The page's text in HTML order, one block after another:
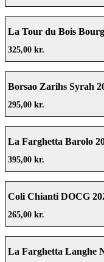
La Tour du Bois
325,00 kr.
Borsao Zarihs Syrah
295,00 kr.
La Farghetta Barolo
395,00 kr.
Coli Chianti DOCG
265,00 kr.
La Farghetta Langhe